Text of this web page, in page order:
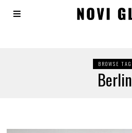
BROWSE TAG
Berlin